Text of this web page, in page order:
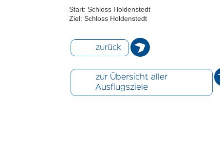
Start: Schloss Holdenstedt
Ziel: Schloss Holdenstedt
zurück
zur Übersicht aller
Ausflugsziele